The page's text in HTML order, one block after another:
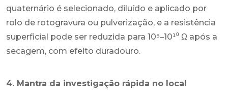
quaternário é selecionado, diluído e aplicado por
rolo de rotogravura ou pulverização, e a resistência
superficial pode ser reduzida para 10⁸–10¹⁰ Ω após a
secagem, com efeito duradouro.
4. Mantra da investigação rápida no local